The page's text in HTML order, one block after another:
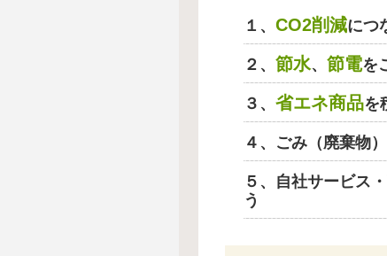
１、 CO2削減につ
２、 節水、 節電を
３、 省エネ商品を
４、ごみ（廃棄物
５、自社サービス
う